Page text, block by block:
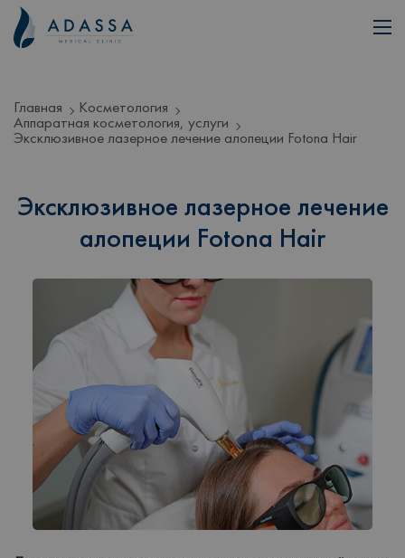
Главная
Косметология
Аппаратная косметология, услуги
Эксклюзивное лазерное лечение алопеции Fotona Hair
Эксклюзивное лазерное лечение
алопеции Fotona Hair